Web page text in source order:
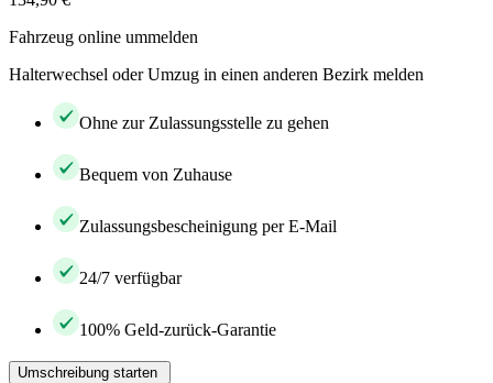
Fahrzeug online ummelden
Halterwechsel oder Umzug in einen anderen Bezirk melden
Ohne zur Zulassungsstelle zu gehen
Bequem von Zuhause
Zulassungsbescheinigung per E-Mail
24/7 verfügbar
100% Geld-zurück-Garantie
Umschreibung starten